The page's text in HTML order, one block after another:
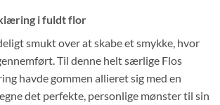
i fuldt flor
smukt over at skabe et smykke, hvor
Til denne helt særlige Flos
havde gommen allieret sig med en
det perfekte, personlige mønster til sin